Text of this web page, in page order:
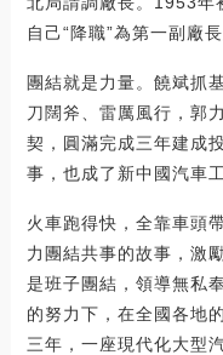
自己“降職”為第一副廠
團結就是力量。饒斌抓
刀闊斧、雷厲風行，郭
契，圓滿完成三年建成
事，也成了新中國汽車
火車跑得快，全靠車頭
力團結共事的故事，激
是班子團結，領導無私
的努力下，在全國各地
三年，一座現代化大型